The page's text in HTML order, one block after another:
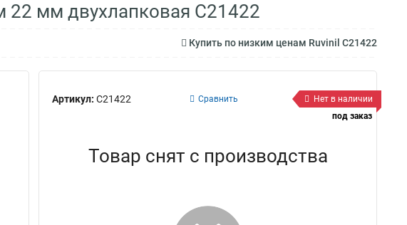
22 мм двухлапковая С21422
Купить по низким ценам Ruvinil С21422
Артикул: С21422 Сравнить
Нет в наличии
под заказ
Товар снят с производства